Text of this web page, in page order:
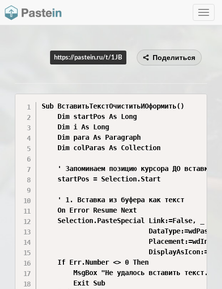
Toggle
https://pastein.ru/t/1JB Поделиться
Sub ВставитьТекстОчиститьИОформить()
    Dim startPos As Long
    Dim i As Long
    Dim para As Paragraph
    Dim colParas As Collection
    ' Запоминаем позицию курсора ДО вставки
    startPos = Selection.Start
    ' 1. Вставка из буфера как текст
    On Error Resume Next
    Selection.PasteSpecial Link:=False, _
    If Err.Number <> 0 Then
MsgBox "Не удалось вставить текст.
        Exit Sub